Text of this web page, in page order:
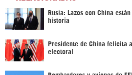
Rusia: Lazos con China
historia
Presidente de China felicita
electoral
Bombarderos y aviones de